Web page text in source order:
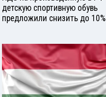
детскую спортивную обувь
предложили снизить до 10%